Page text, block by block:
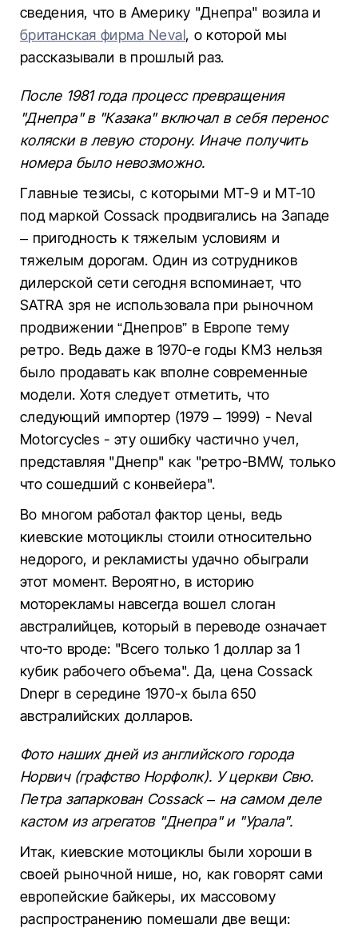
сведения, что в Америку "Днепра" возила и
британская фирма Neval, о которой мы
рассказывали в прошлый раз.
После 1981 года процесс превращения
"Днепра" в "Казака" включал в себя перенос
коляски в левую сторону. Иначе получить
номера было невозможно.
Главные тезисы, с которыми МТ-9 и МТ-10
под маркой Cossack продвигались на Западе
– пригодность к тяжелым условиям и
тяжелым дорогам. Один из сотрудников
дилерской сети сегодня вспоминает, что
SATRA зря не использовала при рыночном
продвижении “Днепров” в Европе тему
ретро. Ведь даже в 1970-е годы КМЗ нельзя
было продавать как вполне современные
модели. Хотя следует отметить, что
следующий импортер (1979 – 1999) - Neval
Motorcycles - эту ошибку частично учел,
представляя "Днепр" как "ретро-BMW, ​​только
что сошедший с конвейера".
Во многом работал фактор цены, ведь
киевские мотоциклы стоили относительно
недорого, и рекламисты удачно обыграли
этот момент. Вероятно, в историю
моторекламы навсегда вошел слоган
австралийцев, который в переводе означает
что-то вроде: "Всего только 1 доллар за 1
кубик рабочего объема". Да, цена Cossack
Dnepr в середине 1970-х была 650
австралийских долларов.
Фото наших дней из английского города
Норвич (графство Норфолк). У церкви Свю.
Петра запаркован Cossack – на самом деле
кастом из агрегатов "Днепра" и "Урала".
Итак, киевские мотоциклы были хороши в
своей рыночной нише, но, как говорят сами
европейские байкеры, их массовому
распространению помешали две вещи: